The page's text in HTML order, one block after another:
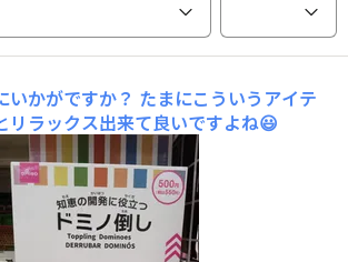
いかがですか？ たまにこういうアイテ
リラックス出来て良いですよね😃